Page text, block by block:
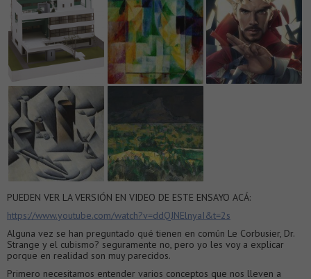
PUEDEN VER LA VERSIÓN EN VIDEO DE ESTE ENSAYO ACÁ:
https://www.youtube.com/watch?v=ddQJNElnyaI&t=2s
Alguna vez se han preguntado qué tienen en común Le Corbusier, Dr.
Strange y el cubismo? seguramente no, pero yo les voy a explicar
porque en realidad son muy parecidos.
Primero necesitamos entender varios conceptos que nos lleven a